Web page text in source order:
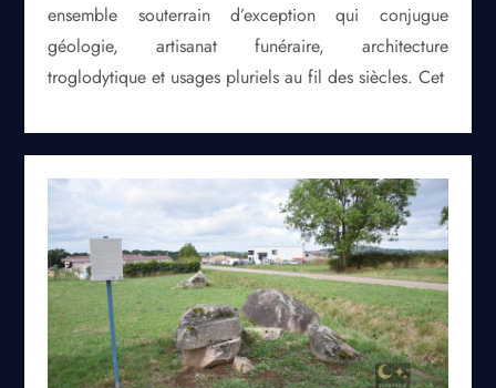
ensemble souterrain d’exception qui conjugue
géologie, artisanat funéraire, architecture
troglodytique et usages pluriels au fil des siècles. Cet